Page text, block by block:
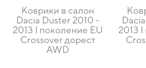
Коврики в салон
Dacia Duster 2010 -
2013 I поколение EU
Crossover дорест
AWD
2013